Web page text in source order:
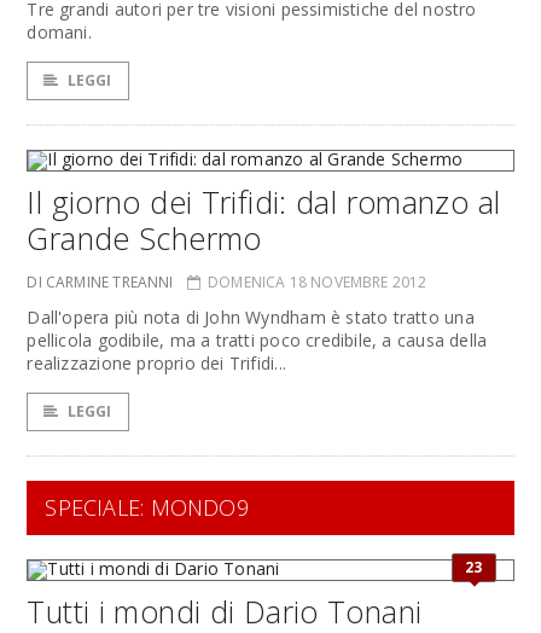
Tre grandi autori per tre visioni pessimistiche del nostro
domani.
LEGGI
Il giorno dei Trifidi: dal romanzo al
Grande Schermo
DI CARMINE TREANNI DOMENICA 18 NOVEMBRE 2012
Dall'opera più nota di John Wyndham è stato tratto una
pellicola godibile, ma a tratti poco credibile, a causa della
realizzazione proprio dei Trifidi...
LEGGI
SPECIALE: MONDO9
23
Tutti i mondi di Dario Tonani